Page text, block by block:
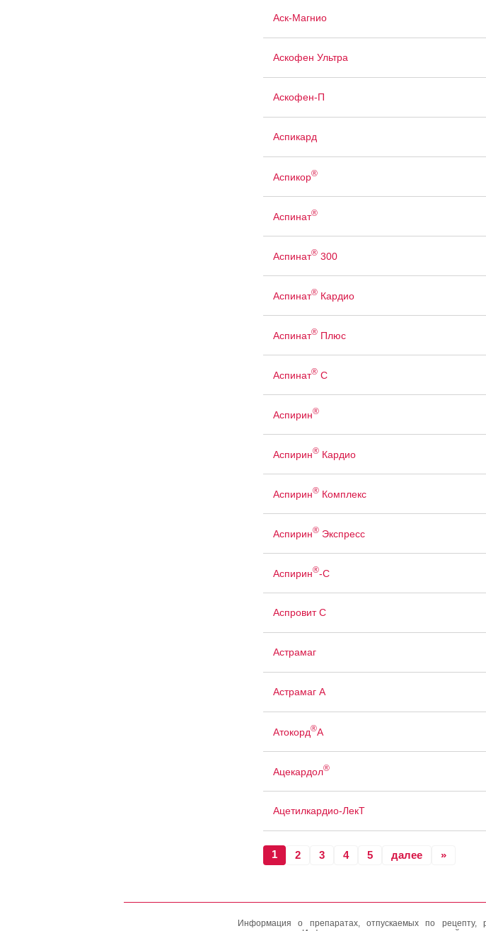
Аск-Магнио
Аскофен Ультра
Аскофен-П
Аспикард
Аспикор®
Аспинат®
Аспинат®300
Аспинат®Кардио
Аспинат®Плюс
Аспинат®С
Аспирин®
Аспирин®Кардио
Аспирин®Комплекс
Аспирин®Экспресс
Аспирин®-С
Аспровит С
Астрамаг
Астрамаг А
Атокорд®А
Ацекардол®
Ацетилкардио-ЛекТ
1 2 3 4 5 далее »
Информация о препаратах, отпускаемых по рецепту,